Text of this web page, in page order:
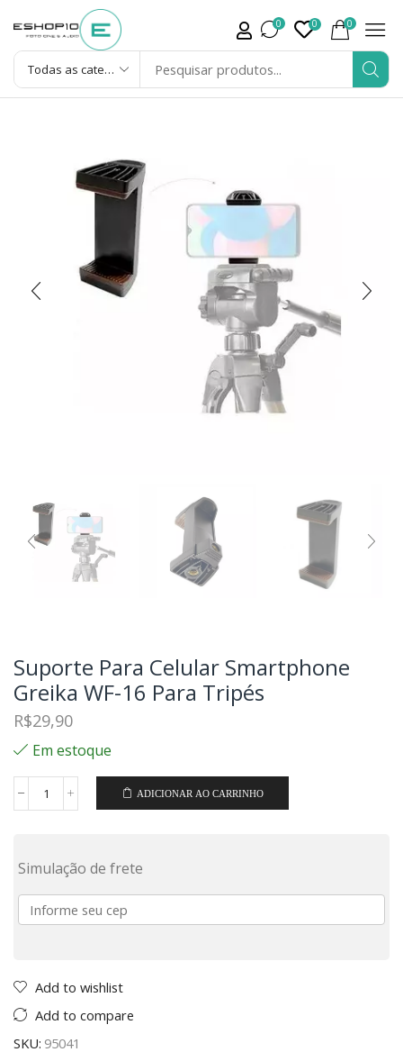
0 0 0
Suporte Para Celular Smartphone
Greika WF-16 Para Tripés
R$29,90
Em estoque
ADICIONAR AO CARRINHO
Simulação de frete
Add to wishlist
Add to compare
SKU: 95041